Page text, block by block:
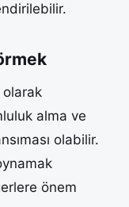
olarak
alma ve
olabilir.
önem